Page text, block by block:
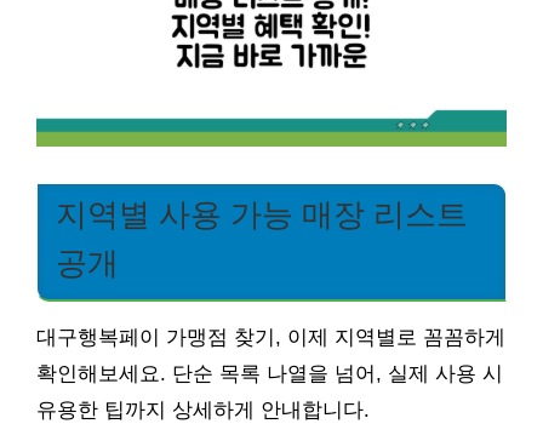
지역별 사용 가능 매장 리스트
공개
대구행복페이 가맹점 찾기, 이제 지역별로 꼼꼼하게
확인해보세요. 단순 목록 나열을 넘어, 실제 사용 시
유용한 팁까지 상세하게 안내합니다.